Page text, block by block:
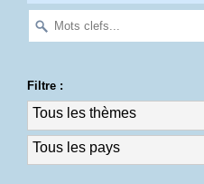
Filtre :